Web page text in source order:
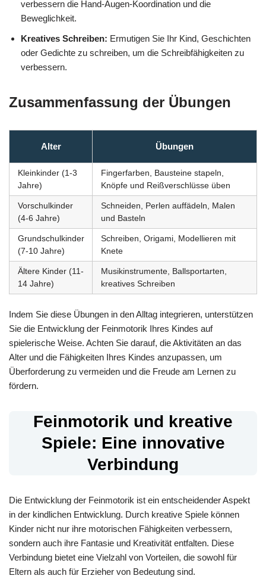
verbessern die Hand-Augen-Koordination und die
Beweglichkeit.
Kreatives Schreiben: Ermutigen Sie Ihr Kind, Geschichten
oder Gedichte zu schreiben, um die Schreibfähigkeiten zu
verbessern.
Zusammenfassung der Übungen
Alter Übungen
Kleinkinder (1-3
Jahre)
Fingerfarben, Bausteine stapeln,
Knöpfe und Reißverschlüsse üben
Vorschulkinder
(4-6 Jahre)
Schneiden, Perlen auffädeln, Malen
und Basteln
Grundschulkinder
(7-10 Jahre)
Schreiben, Origami, Modellieren mit
Knete
Ältere Kinder (11-
14 Jahre)
Musikinstrumente, Ballsportarten,
kreatives Schreiben
Indem Sie diese Übungen in den Alltag integrieren, unterstützen
Sie die Entwicklung der Feinmotorik Ihres Kindes auf
spielerische Weise. Achten Sie darauf, die Aktivitäten an das
Alter und die Fähigkeiten Ihres Kindes anzupassen, um
Überforderung zu vermeiden und die Freude am Lernen zu
fördern.
Feinmotorik und kreative
Spiele: Eine innovative
Verbindung
Die Entwicklung der Feinmotorik ist ein entscheidender Aspekt
in der kindlichen Entwicklung. Durch kreative Spiele können
Kinder nicht nur ihre motorischen Fähigkeiten verbessern,
sondern auch ihre Fantasie und Kreativität entfalten. Diese
Verbindung bietet eine Vielzahl von Vorteilen, die sowohl für
Eltern als auch für Erzieher von Bedeutung sind.